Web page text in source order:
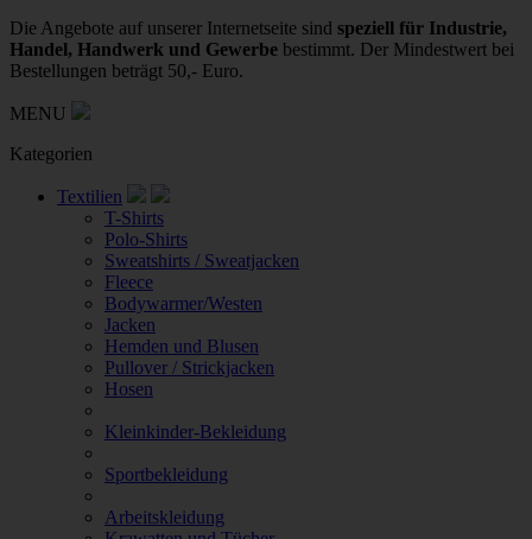
Die Angebote auf unserer Internetseite sind speziell für Industrie,
Handel, Handwerk und Gewerbe bestimmt. Der Mindestwert bei
Bestellungen beträgt 50,- Euro.
MENU
Kategorien
Textilien
T-Shirts
Polo-Shirts
Sweatshirts / Sweatjacken
Fleece
Bodywarmer/Westen
Jacken
Hemden und Blusen
Pullover / Strickjacken
Hosen
Kleinkinder-Bekleidung
Sportbekleidung
Arbeitskleidung